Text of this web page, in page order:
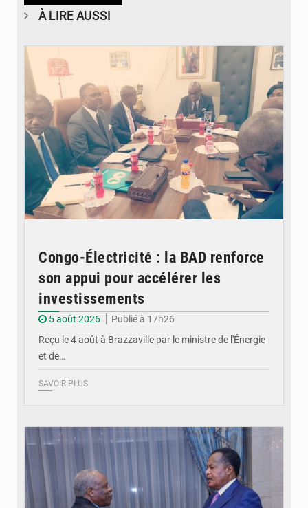
À LIRE AUSSI
Congo-Électricité : la BAD renforce
son appui pour accélérer les
investissements
5 août 2026
Publié à 17h26
Reçu le 4 août à Brazzaville par le ministre de l'Énergie
et de…
SAVOIR PLUS